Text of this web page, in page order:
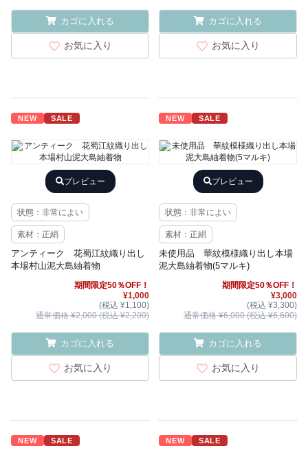
カゴに入れる
お気に入り
カゴに入れる
お気に入り
NEW SALE
プレビュー
状態：非常によい
素材：正絹
アンティーク 花蜀江紋織り出し
本場村山泥大島紬着物
期間限定50％OFF！
¥1,000
(税込 ¥1,100)
通常価格 ¥2,000 (税込 ¥2,200)
カゴに入れる
お気に入り
NEW SALE
プレビュー
状態：非常によい
素材：正絹
未使用品 華紋模様織り出し本場
泥大島紬着物(5マルキ)
期間限定50％OFF！
¥3,000
(税込 ¥3,300)
通常価格 ¥6,000 (税込 ¥6,600)
カゴに入れる
お気に入り
NEW SALE NEW SALE